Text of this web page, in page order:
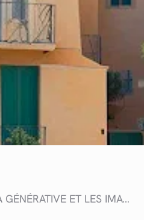
L’IA GÉNÉRATIVE ET LES IMAGES SUBLIMINALES